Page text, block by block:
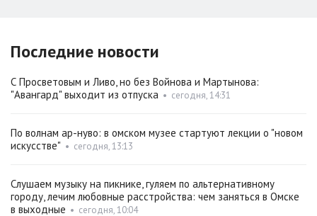
Последние новости
С Просветовым и Ливо, но без Войнова и Мартынова:
"Авангард" выходит из отпуска • сегодня, 14:31
По волнам ар-нуво: в омском музее стартуют лекции о "новом
искусстве" • сегодня, 13:13
Слушаем музыку на пикнике, гуляем по альтернативному
городу, лечим любовные расстройства: чем заняться в Омске
в выходные • сегодня, 10:04